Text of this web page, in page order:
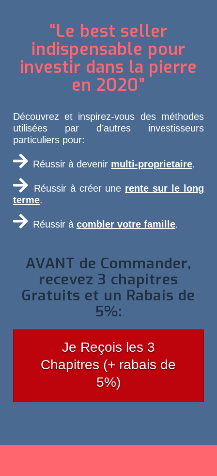
“Le best seller
indispensable pour
investir dans la pierre
en 2020”
Découvrez et inspirez-vous des méthodes
utilisées par d’autres investisseurs
particuliers pour:
Réussir à devenir multi-proprietaire.
Réussir à créer une rente sur le long
terme.
Réussir à combler votre famille.
AVANT de Commander,
recevez 3 chapitres
Gratuits et un Rabais de
5%:
Je Reçois les 3
Chapitres (+ rabais de
5%)